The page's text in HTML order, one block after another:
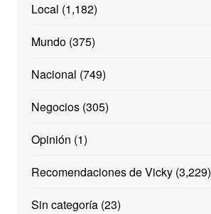
Local (1,182)
Mundo(375)
Nacional (749)
Negocios(305)
Opinión (1)
Recomendaciones de Vicky(3,229)
Sin categoría(23)